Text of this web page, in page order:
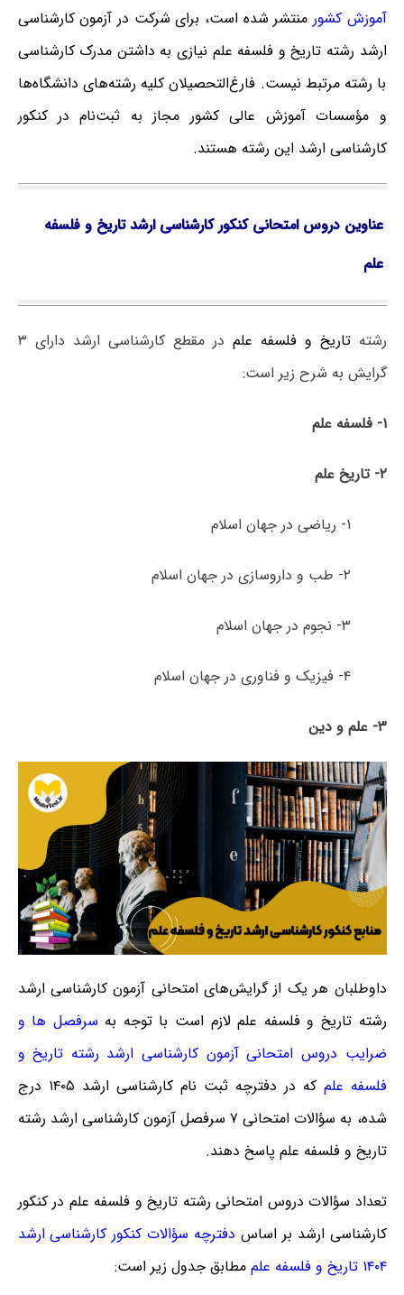
آموزش کشور منتشر شده است، برای شرکت در آزمون کارشناسی
ارشد رشته تاریخ و فلسفه علم نیازی به داشتن مدرک کارشناسی
با رشته مرتبط نیست. فارغ‌‌التحصیلان کلیه رشته‌های دانشگاه‌ها
و مؤسسات آموزش عالی کشور مجاز به ثبت‌نام در کنکور
کارشناسی ارشد این رشته هستند.
عناوین دروس امتحانی کنکور کارشناسی ارشد تاریخ و فلسفه
علم
رشتهتاریخ و فلسفه علم
در مقطع کارشناسی ارشد دارای ۳
گرایش به شرح زیر است:
۱- فلسفه علم
۲- تاریخ علم
۱- ریاضی در جهان اسلام
۲- طب و داروسازی در جهان اسلام
۳- نجوم در جهان اسلام
۴- فیزیک و فناوری در جهان اسلام
۳- علم و دین
داوطلبان هر یک از گرایش‌های امتحانی آزمون کارشناسی ارشد
رشته تاریخ و فلسفه علم لازم است با توجه به سرفصل ها و
ضرایب دروس امتحانی آزمون کارشناسی ارشد رشته تاریخ و
فلسفه علم
که در دفترچه ثبت نام کارشناسی ارشد ۱۴۰۵ درج
شده، به سؤالات امتحانی ۷ سرفصل آزمون کارشناسی ارشد رشته
تاریخ و فلسفه علم پاسخ دهند.
تعداد سؤالات دروس امتحانی رشته تاریخ و فلسفه علم در کنکور
کارشناسی ارشد بر اساس دفترچه سؤالات کنکور کارشناسی ارشد
۱۴۰۴ تاریخ و فلسفه علم
مطابق جدول زیر است: